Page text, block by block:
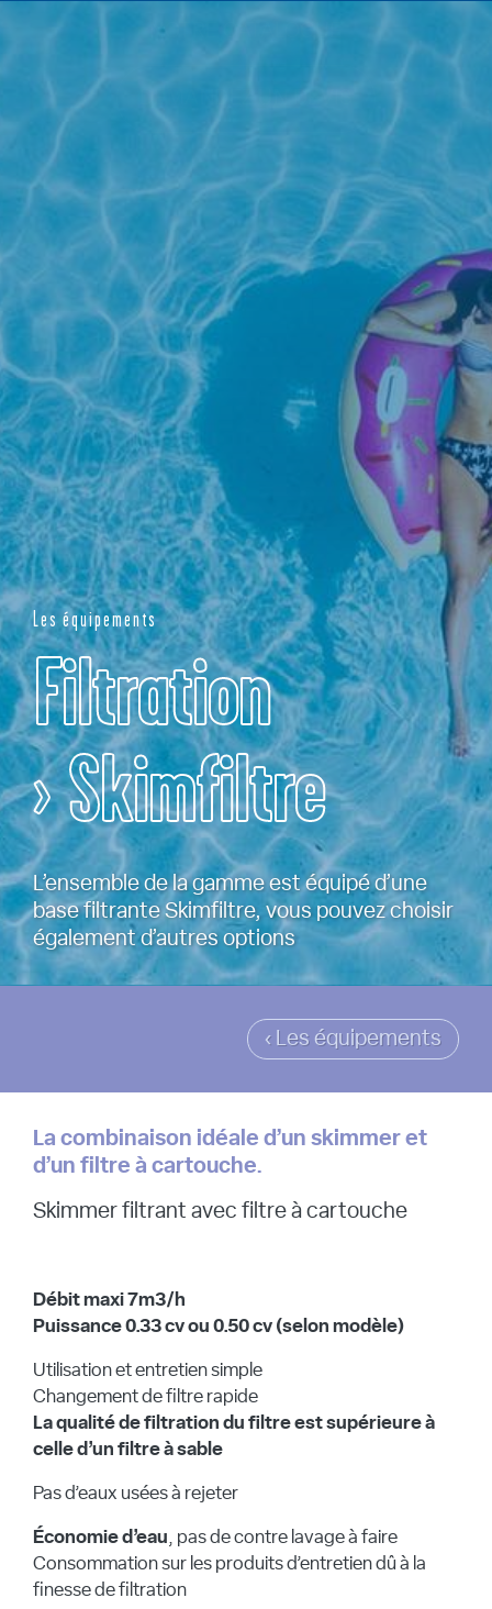
NOTRE CATALOGUE
DEMANDEZ UN DEVIS
Les équipements
Filtration
› Skimfiltre
L’ensemble de la gamme est équipé d’une
base filtrante Skimfiltre, vous pouvez choisir
également d’autres options
‹ Les équipements
La combinaison idéale d’un skimmer et
d’un filtre à cartouche.
Skimmer filtrant avec filtre à cartouche
Débit maxi 7m3/h
Puissance 0.33 cv ou 0.50 cv (selon modèle)
Utilisation et entretien simple
Changement de filtre rapide
La qualité de filtration du filtre est supérieure à
celle d’un filtre à sable
Pas d’eaux usées à rejeter
Économie d’eau , pas de contre lavage à faire
Consommation sur les produits d’entretien dû à la
finesse de filtration